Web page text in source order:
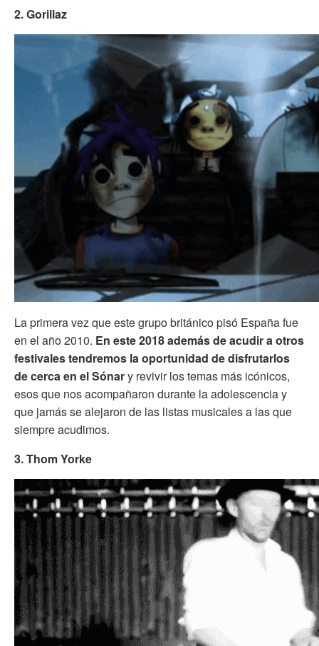
2. Gorillaz
La primera vez que este grupo británico pisó España fue
en el año 2010. En este 2018 además de acudir a otros
festivales tendremos la oportunidad de disfrutarlos
de cerca en el Sónary revivir los temas más icónicos,
esos que nos acompañaron durante la adolescencia y
que jamás se alejaron de las listas musicales a las que
siempre acudimos.
3. Thom Yorke